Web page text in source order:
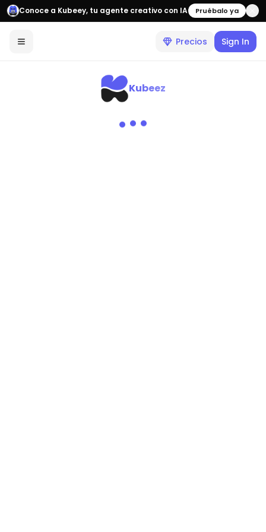
Conoce a Kubeey, tu agente creativo con IA Pruébalo ya
Precios Sign In
Kubeez